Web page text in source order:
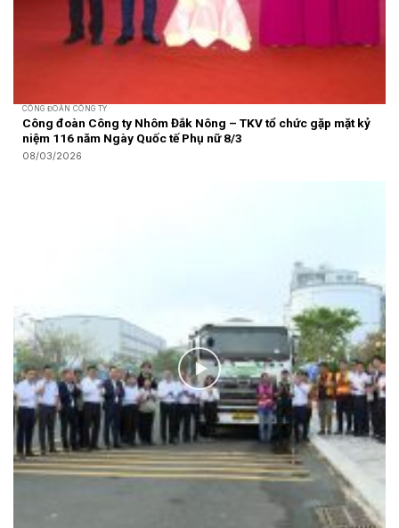
CÔNG ĐOÀN CÔNG TY
Công đoàn Công ty Nhôm Đắk Nông – TKV tổ chức gặp mặt kỷ
niệm 116 năm Ngày Quốc tế Phụ nữ 8/3
08/03/2026